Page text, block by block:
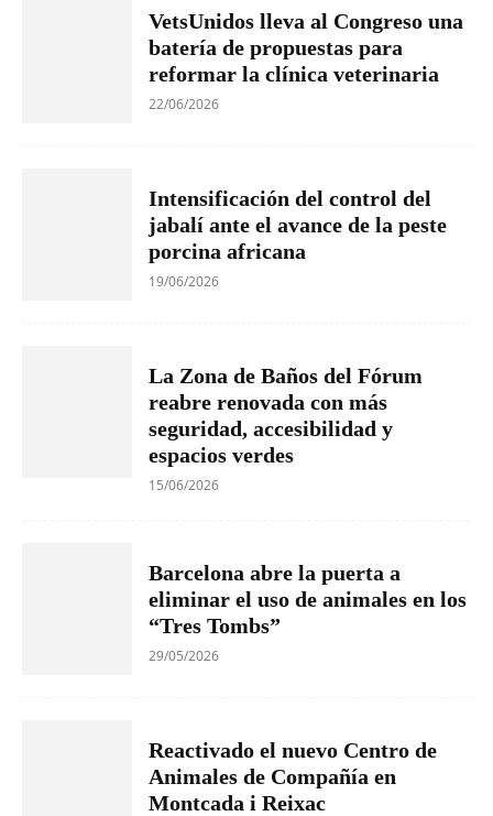
VetsUnidos lleva al Congreso una
batería de propuestas para
reformar la clínica veterinaria
22/06/2026
Intensificación del control del
jabalí ante el avance de la peste
porcina africana
19/06/2026
La Zona de Baños del Fórum
reabre renovada con más
seguridad, accesibilidad y
espacios verdes
15/06/2026
Barcelona abre la puerta a
eliminar el uso de animales en los
“Tres Tombs”
29/05/2026
Reactivado el nuevo Centro de
Animales de Compañía en
Montcada i Reixac